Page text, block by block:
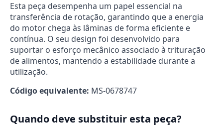
Esta peça desempenha um papel essencial na
transferência de rotação, garantindo que a energia
do motor chega às lâminas de forma eficiente e
contínua. O seu design foi desenvolvido para
suportar o esforço mecânico associado à trituração
de alimentos, mantendo a estabilidade durante a
utilização.
Código equivalente: MS-0678747
Quando deve substituir esta peça?